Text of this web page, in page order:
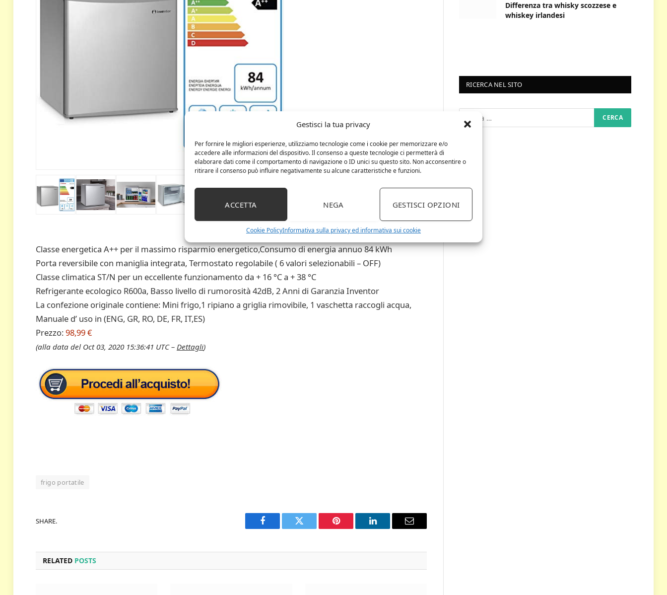
Gestisci la tua privacy
Per fornire le migliori esperienze, utilizziamo tecnologie come i cookie per memorizzare e/o
accedere alle informazioni del dispositivo. Il consenso a queste tecnologie ci permetterà di
elaborare dati come il comportamento di navigazione o ID unici su questo sito. Non acconsentire o
ritirare il consenso può influire negativamente su alcune caratteristiche e funzioni.
ACCETTA NEGA GESTISCI OPZIONI
Cookie PolicyInformativa sulla privacy ed informativa sui cookie
Classe energetica A++ per il massimo risparmio energetico,Consumo di energia annuo 84 kWh
Porta reversibile con maniglia integrata, Termostato regolabile ( 6 valori selezionabili – OFF)
Classe climatica ST/N per un eccellente funzionamento da + 16 °C a + 38 °C
Refrigerante ecologico R600a, Basso livello di rumorosità 42dB, 2 Anni di Garanzia Inventor
La confezione originale contiene: Mini frigo,1 ripiano a griglia rimovibile, 1 vaschetta raccogli acqua,
Manuale d’ uso in (ENG, GR, RO, DE, FR, IT,ES)
Prezzo:98,99 €
(alla data del Oct 03, 2020 15:36:41 UTC – Dettagli)
frigo portatile
SHARE.
Facebook Twitter Pinterest LinkedIn Email
RELATED POSTS
Differenza tra whisky scozzese e
whiskey irlandesi
RICERCA NEL SITO